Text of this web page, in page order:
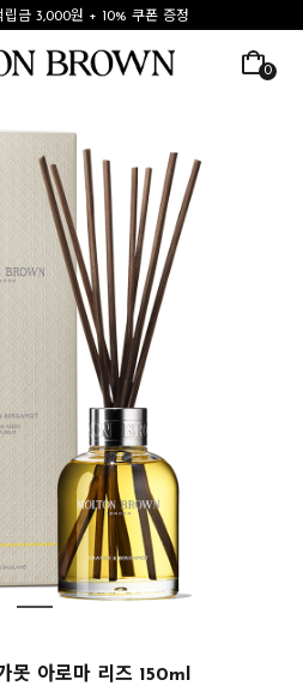
립금 3,000원 + 10% 쿠폰 증정
0
못 아로마 리즈 150ml